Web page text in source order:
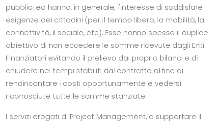
pubblici ed hanno, in generale, l'interesse di soddisfare
esigenze dei cittadini (per il tempo libero, la mobilità, la
connettività, il sociale, etc). Esse hanno spesso il duplice
obiettivo di non eccedere le somme ricevute dagli Enti
Finanziatori evitando il prelievo dai proprio bilanci e di
chiudere nei tempi stabiliti dal contratto al fine di
rendincontare i costi opportunamente e vedersi
riconosciute tutte le somme stanziate.
I servizi erogati di Project Management, a supportare il